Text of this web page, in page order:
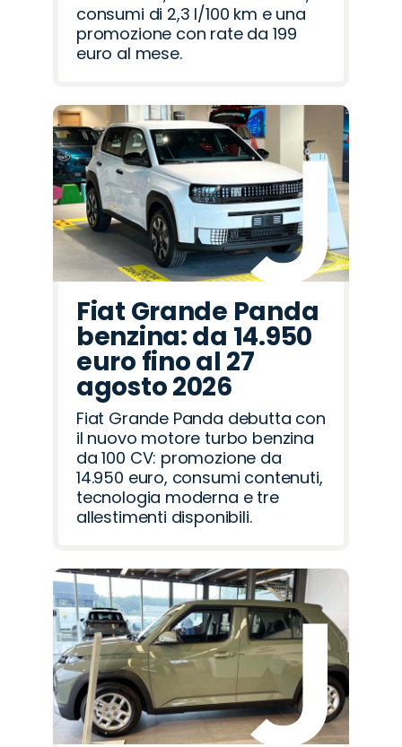
consumi di 2,3 l/100 km e una
promozione con rate da 199
euro al mese.
Fiat Grande Panda
benzina: da 14.950
euro fino al 27
agosto 2026
Fiat Grande Panda debutta con
il nuovo motore turbo benzina
da 100 CV: promozione da
14.950 euro, consumi contenuti,
tecnologia moderna e tre
allestimenti disponibili.